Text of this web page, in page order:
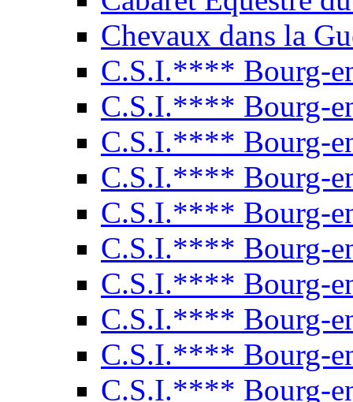
Chevaux dans la
C.S.I.**** Bourg-
C.S.I.**** Bourg-
C.S.I.**** Bourg-
C.S.I.**** Bourg-
C.S.I.**** Bourg-
C.S.I.**** Bourg-
C.S.I.**** Bourg-
C.S.I.**** Bourg-
C.S.I.**** Bourg-
C.S.I.**** Bourg-